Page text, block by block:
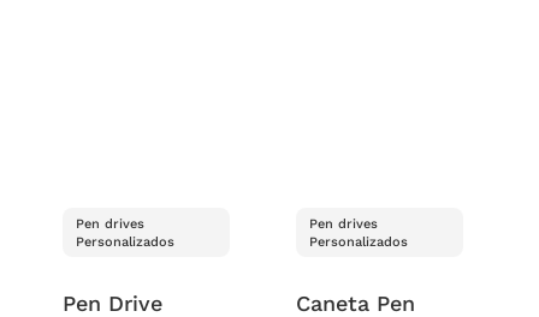
Pen drives
Personalizados
Pen Drive
Pen drives
Personalizados
Caneta Pen